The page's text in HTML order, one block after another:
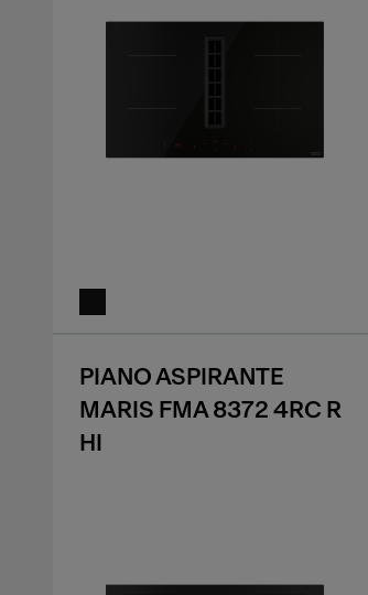
PIANO ASPIRANTE
MARIS FMA 8372 4RC R
HI